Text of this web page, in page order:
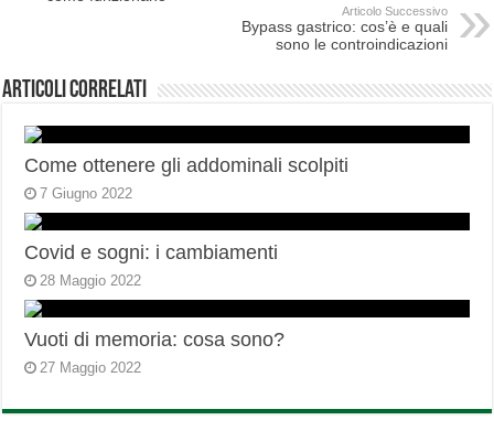
Articolo Successivo
Bypass gastrico: cos’è e quali
sono le controindicazioni
Articoli correlati
Come ottenere gli addominali scolpiti
7 Giugno 2022
Covid e sogni: i cambiamenti
28 Maggio 2022
Vuoti di memoria: cosa sono?
27 Maggio 2022